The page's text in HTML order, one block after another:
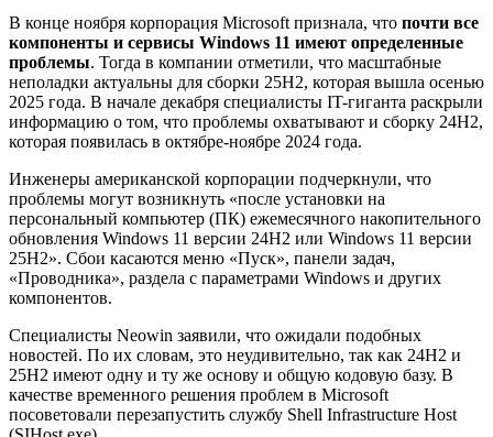
В конце ноября корпорация Microsoft признала, что почти все
компоненты и сервисы Windows 11 имеют определенные
проблемы. Тогда в компании отметили, что масштабные
неполадки актуальны для сборки 25H2, которая вышла осенью
2025 года. В начале декабря специалисты IT-гиганта раскрыли
информацию о том, что проблемы охватывают и сборку 24H2,
которая появилась в октябре-ноябре 2024 года.
Инженеры американской корпорации подчеркнули, что
проблемы могут возникнуть «после установки на
персональный компьютер (ПК) ежемесячного накопительного
обновления Windows 11 версии 24H2 или Windows 11 версии
25H2». Сбои касаются меню «Пуск», панели задач,
«Проводника», раздела с параметрами Windows и других
компонентов.
Специалисты Neowin заявили, что ожидали подобных
новостей. По их словам, это неудивительно, так как 24H2 и
25H2 имеют одну и ту же основу и общую кодовую базу. В
качестве временного решения проблем в Microsoft
посоветовали перезапустить службу Shell Infrastructure Host